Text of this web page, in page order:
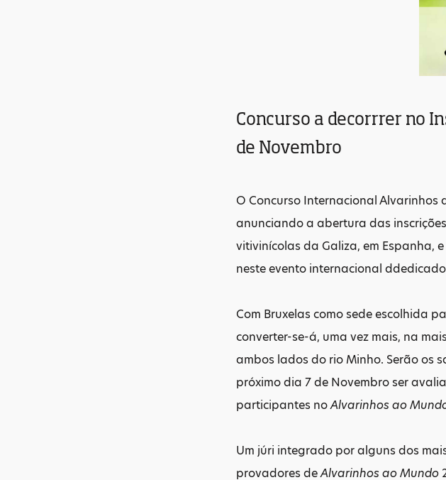
Concurso a decorrrer no
de Novembro
O Concurso Internacional
anunciando a abertura das
vitivinícolas da Galiza, em Espanha,
neste evento internacional
Com Bruxelas como sede escolhida
converter-se-á, uma vez mais, na
ambos lados do rio Minho. Serão os
próximo dia 7 de Novembro ser
participantes noAlvarinhos ao
Um júri integrado por alguns dos
provadores deAlvarinhos ao Mundo